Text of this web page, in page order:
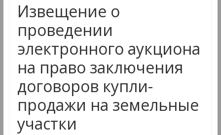
Извещение о
проведении
электронного аукциона
на право заключения
договоров купли-
продажи на земельные
участки